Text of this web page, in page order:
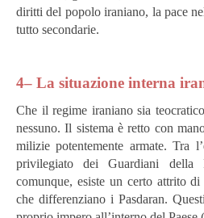
diritti del popolo iraniano, la pace
tutto secondarie.
4– La situazione interna
Che il regime iraniano sia
nessuno. Il sistema è retto con
milizie potentemente armate. Tra
privilegiato dei Guardiani della
comunque, esiste un certo attrito
che differenziano i Pasdaran.